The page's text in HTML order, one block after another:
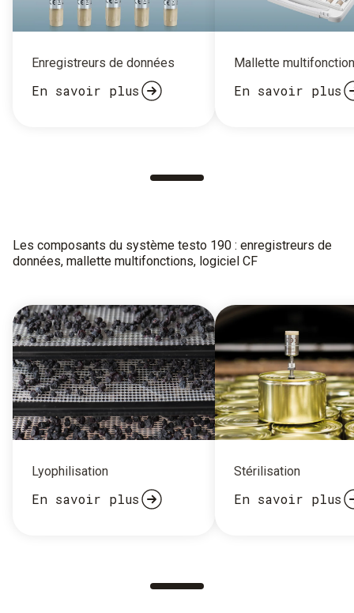
Enregistreurs de données
En savoir plus
Mallette multifonction
En savoir plus
Les composants du système testo 190 : enregistreurs de
données, mallette multifonctions, logiciel CF
Lyophilisation
En savoir plus
Stérilisation
En savoir plus